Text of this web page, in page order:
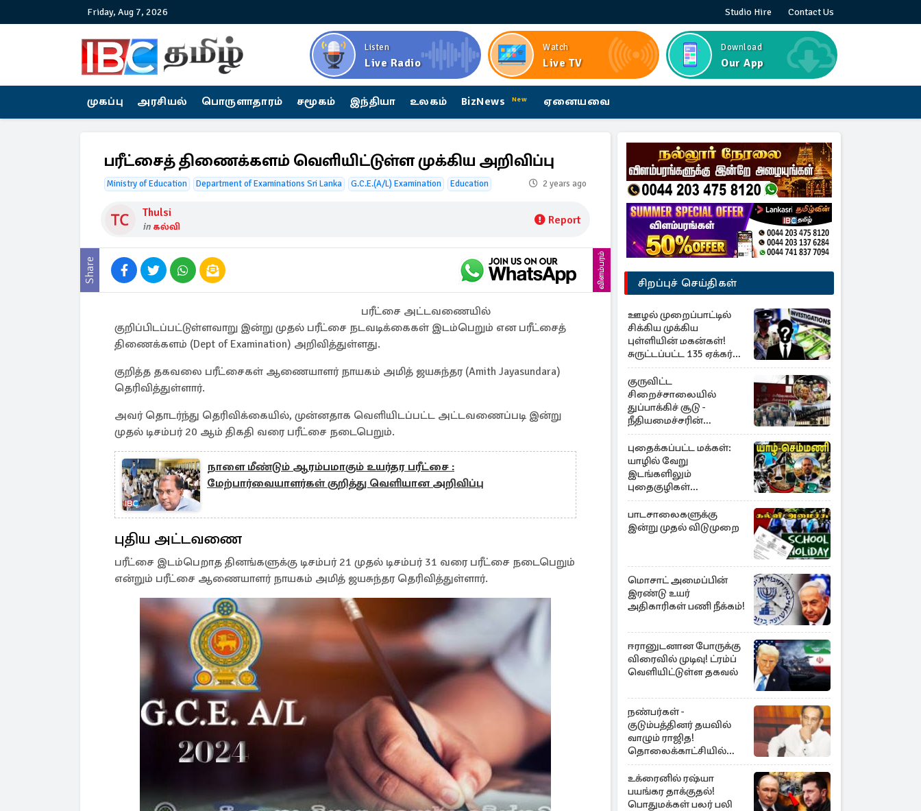
Friday, Aug 7, 2026 Studio Hire Contact Us
Listen
Live Radio
Watch
Live TV
Download
Our App
முகப்பு அரசியல் பொருளாதாரம் சமூகம் இந்தியா உலகம் BizNews New ஏனையவை
பரீட்சைத் திணைக்களம் வெளியிட்டுள்ள முக்கிய அறிவிப்பு
Ministry of Education Department of Examinations Sri Lanka G.C.E.(A/L) Examination Education 2 years ago
Thulsi
in கல்வி Report
Share விளம்பரம்
பரீட்சை அட்டவணையில்
குறிப்பிடப்பட்டுள்ளவாறு இன்று முதல் பரீட்சை நடவடிக்கைகள் இடம்பெறும் என பரீட்சைத்
திணைக்களம் (Dept of Examination) அறிவித்துள்ளது.
குறித்த தகவலை பரீட்சைகள் ஆணையாளர் நாயகம் அமித் ஜயசுந்தர (Amith Jayasundara)
தெரிவித்துள்ளார்.
அவர் தொடர்ந்து தெரிவிக்கையில், முன்னதாக வெளியிடப்பட்ட அட்டவணைப்படி இன்று
முதல் டிசம்பர் 20 ஆம் திகதி வரை பரீட்சை நடைபெறும்.
நாளை மீண்டும் ஆரம்பமாகும் உயர்தர பரீட்சை :
மேற்பார்வையாளர்கள் குறித்து வெளியான அறிவிப்பு
புதிய அட்டவணை
பரீட்சை இடம்பெறாத தினங்களுக்கு டிசம்பர் 21 முதல் டிசம்பர் 31 வரை பரீட்சை நடைபெறும்
என்றும் பரீட்சை ஆணையாளர் நாயகம் அமித் ஜயசுந்தர தெரிவித்துள்ளார்.
சிறப்புச் செய்திகள்
ஊழல் முறைப்பாட்டில்
சிக்கிய முக்கிய
புள்ளியின் மகன்கள்!
சுருட்டப்பட்ட 135 ஏக்கர்
தேயிலைத் தோட்டம்
குருவிட்ட
சிறைச்சாலையில்
துப்பாக்கிச் சூடு -
நீதியமைச்சரின்
அறிவிப்பு
புதைக்கப்பட்ட மக்கள்:
யாழில் வேறு
இடங்களிலும்
புதைகுழிகள்
இருக்கலாம்..!
எழுமாற்றாக அகழ்வு
பாடசாலைகளுக்கு
இன்று முதல் விடுமுறை
மொசாட் அமைப்பின்
இரண்டு உயர்
அதிகாரிகள் பணி நீக்கம்!
ஈரானுடனான போருக்கு
விரைவில் முடிவு! ட்ரம்ப்
வெளியிட்டுள்ள தகவல்
நண்பர்கள் -
குடும்பத்தினர் தயவில்
வாழும் ராஜித!
தொலைக்காட்சியில்
குமுறல்
உக்ரைனில் ரஷ்யா
பயங்கர தாக்குதல்!
பொதுமக்கள் பலர் பலி